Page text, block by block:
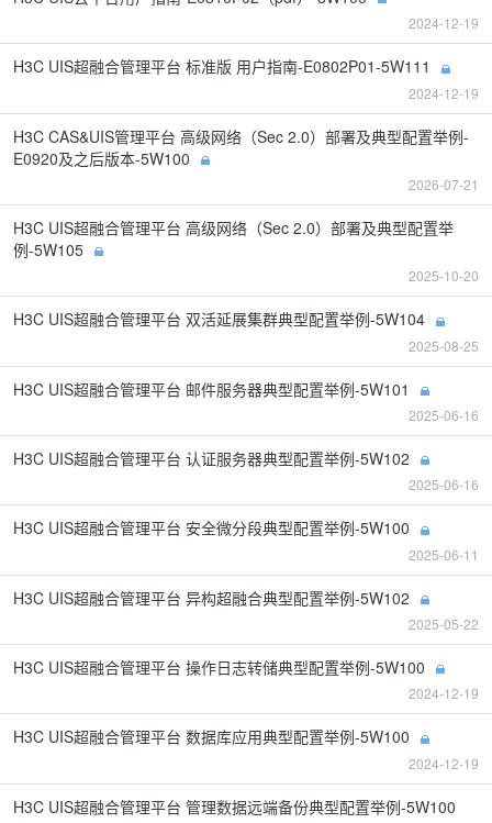
2024-12-19
H3C UIS超融合管理平台 标准版 用户指南-E0802P01-5W111
2024-12-19
H3C CAS&UIS管理平台 高级网络（Sec 2.0）部署及典型配置举例-
E0920及之后版本-5W100
2026-07-21
H3C UIS超融合管理平台 高级网络（Sec 2.0）部署及典型配置举
例-5W105
2025-10-20
H3C UIS超融合管理平台 双活延展集群典型配置举例-5W104
2025-08-25
H3C UIS超融合管理平台 邮件服务器典型配置举例-5W101
2025-06-16
H3C UIS超融合管理平台 认证服务器典型配置举例-5W102
2025-06-16
H3C UIS超融合管理平台 安全微分段典型配置举例-5W100
2025-06-11
H3C UIS超融合管理平台 异构超融合典型配置举例-5W102
2025-05-22
H3C UIS超融合管理平台 操作日志转储典型配置举例-5W100
2024-12-19
H3C UIS超融合管理平台 数据库应用典型配置举例-5W100
2024-12-19
H3C UIS超融合管理平台 管理数据远端备份典型配置举例-5W100